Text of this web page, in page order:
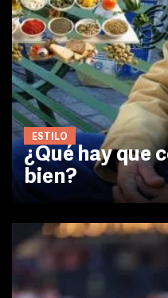
ESTILO
¿Qué hay que
bien?